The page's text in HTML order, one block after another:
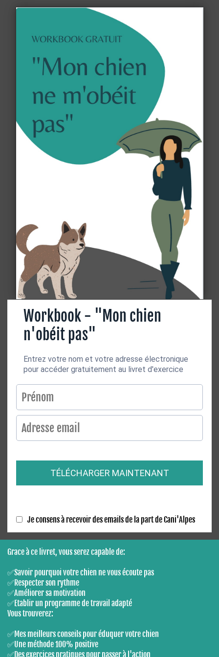
Workbook - "Mon chien
n'obéit pas"
Entrez votre nom et votre adresse électronique
pour accéder gratuitement au livret d'exercice
TÉLÉCHARGER MAINTENANT
Je consens à recevoir des emails de la part de Cani'Alpes
Grace à ce livret, vous serez capable de:
✅Savoir pourquoi votre chien ne vous écoute pas
✅Respecter son rythme
✅Améliorer sa motivation
✅Etablir un programme de travail adapté
Vous trouverez:
✅Mes meilleurs conseils pour éduquer votre chien
✅Une méthode 100% positive
✅Des exercices pratiques pour passer à l'action